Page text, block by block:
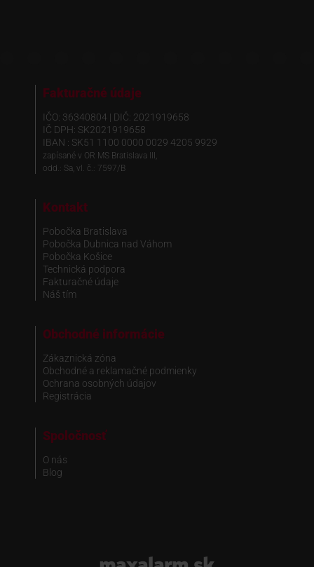
Fakturačné údaje
IČO: 36340804 | DIČ: 2021919658
IČ DPH: SK2021919658
IBAN : SK51 1100 0000 0029 4205 9929
zapísané v OR MS Bratislava III,
odd.: Sa, vl. č.: 7597/B
Kontakt
Pobočka Bratislava
Pobočka Dubnica nad Váhom
Pobočka Košice
Technická podpora
Fakturačné údaje
Náš tím
Obchodné informácie
Zákaznická zóna
Obchodné a reklamačné podmienky
Ochrana osobných údajov
Registrácia
Spoločnosť
O nás
Blog
www.maxalarm.sk